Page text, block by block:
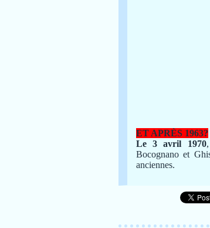
ET APRÈS 1963?
Le 3 avril 1970
Bocognano et
anciennes.